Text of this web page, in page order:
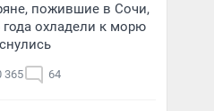
пожившие в Сочи,
года охладели к морю
365 64